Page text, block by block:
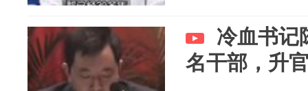
冷血书记
名干部，升